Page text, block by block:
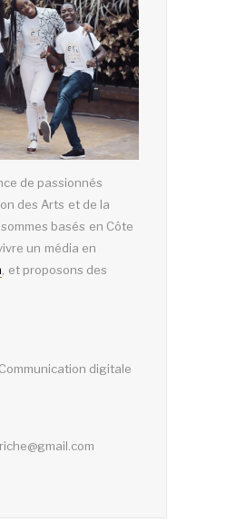
de passionnés
des Arts et de la
basés en Côte
un média en
, et proposons des
digitale